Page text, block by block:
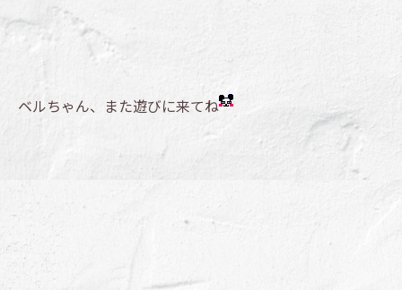
ベルちゃん、また遊びに来てね